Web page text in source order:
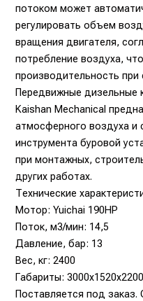
потоком может
регулировать объем
вращения двигателя,
потребление воздуха,
производительность
Передвижные дизельные
Kaishan Mechanical
атмосферного воздуха и
инструмента буровой
при монтажных,
других работах.
Технические
Мотор: Yuichai 190HP
Поток, м3/мин: 14,5
Давление, бар: 13
Вес, кг: 2400
Габариты: 3000x1520x2200
Поставляется под